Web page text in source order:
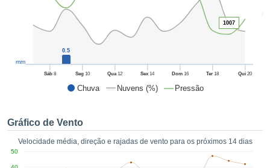
o
no
como
CONFIGURAÇÕES
Chuva Nuvens (%) Pressão
50
Sáb8 Seg10 Qua12 Sex 14 Dom16 Ter 18 Qui 20
mm
0.5
1007
Gráfico de Vento
Velocidade média, direção e rajadas de vento para os próximos 14 dias
50